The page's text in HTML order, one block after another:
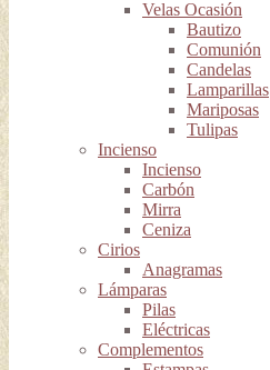
Velas Ocasión
Bautizo
Comunión
Candelas
Lamparillas
Mariposas
Tulipas
Incienso
Incienso
Carbón
Mirra
Ceniza
Cirios
Anagramas
Lámparas
Pilas
Eléctricas
Complementos